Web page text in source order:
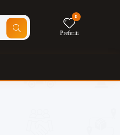
0
Preferiti